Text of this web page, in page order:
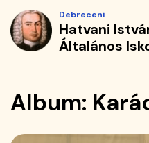
Album
István
Általános
Ugrás
tartalomra
Debreceni
Hatvani
Általános
Album: